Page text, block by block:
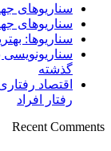
سناریوهای
سناریوهای
سناریوها:
سناریونویسی
گذشته
اقتصاد
رفتار افراد
Recent Comments